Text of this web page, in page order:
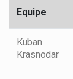
Equipe
Kuban
Krasnodar